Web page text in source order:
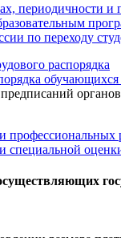
периодичности и
по переходу
распорядка
обучающихся
профессиональных
специальной